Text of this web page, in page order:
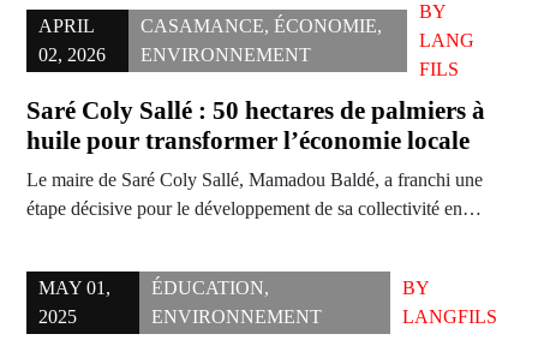
APRIL
02, 2026
CASAMANCE, ÉCONOMIE,
ENVIRONNEMENT
BY
LANG
FILS
Saré Coly Sallé : 50 hectares de palmiers à
huile pour transformer l’économie locale
Le maire de Saré Coly Sallé, Mamadou Baldé, a franchi une
étape décisive pour le développement de sa collectivité en…
MAY 01,
2025
ÉDUCATION,
ENVIRONNEMENT
BY
LANGFILS